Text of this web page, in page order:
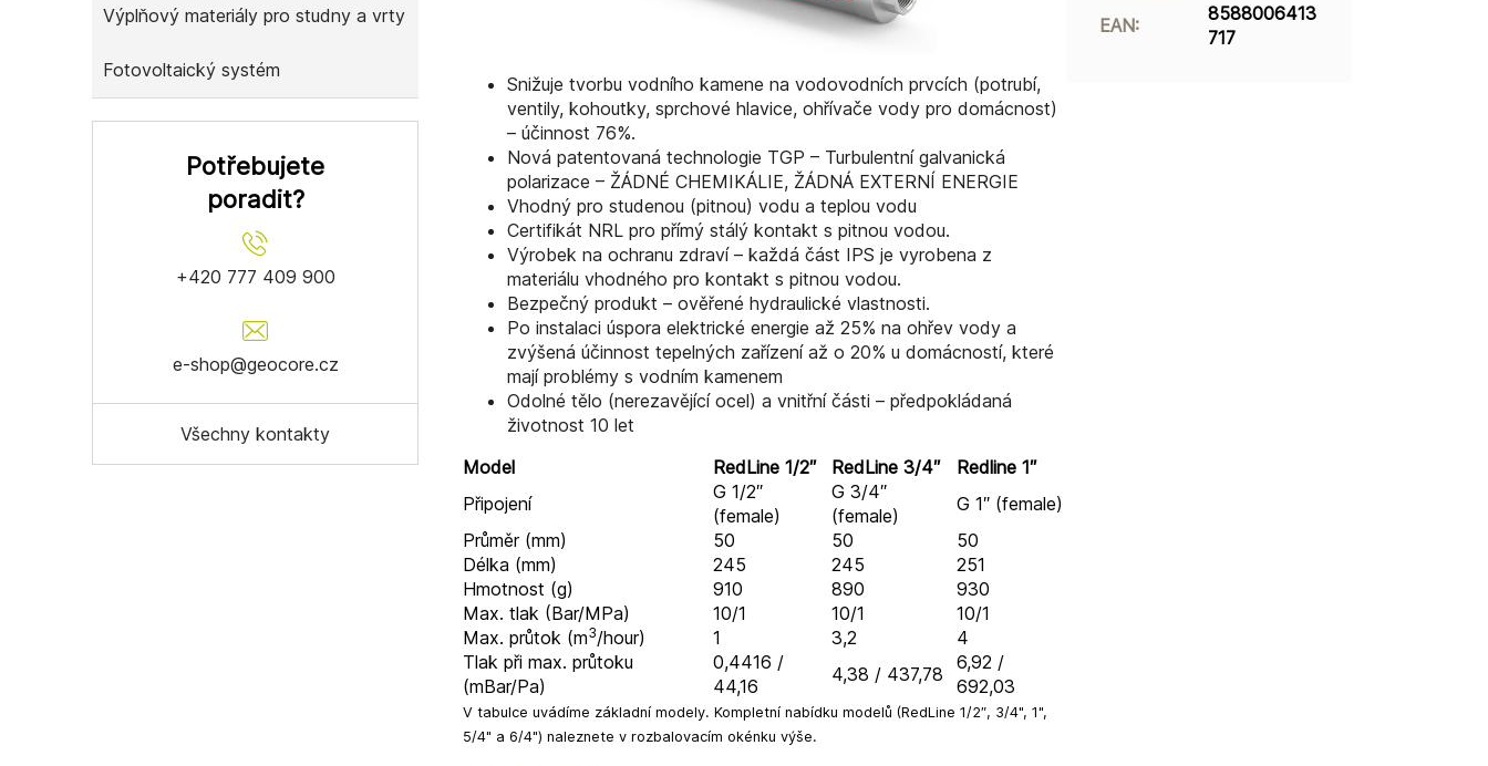
Výplňový materiály pro studny a vrty
Fotovoltaický systém
Potřebujete
poradit?
+420 777 409 900
e-shop@geocore.cz
Všechny kontakty
Snižuje tvorbu vodního kamene na vodovodních prvcích (potrubí,
ventily, kohoutky, sprchové hlavice, ohřívače vody pro domácnost)
– účinnost 76%.
Nová patentovaná technologie TGP – Turbulentní galvanická
polarizace – ŽÁDNÉ CHEMIKÁLIE, ŽÁDNÁ EXTERNÍ ENERGIE
Vhodný pro studenou (pitnou) vodu a teplou vodu
Certifikát NRL pro přímý stálý kontakt s pitnou vodou.
Výrobek na ochranu zdraví – každá část IPS je vyrobena z
materiálu vhodného pro kontakt s pitnou vodou.
Bezpečný produkt – ověřené hydraulické vlastnosti.
Po instalaci úspora elektrické energie až 25% na ohřev vody a
zvýšená účinnost tepelných zařízení až o 20% u domácností, které
mají problémy s vodním kamenem
Odolné tělo (nerezavějící ocel) a vnitřní části – předpokládaná
životnost 10 let
Model
RedLine 1/2″ RedLine 3/4″
Redline 1″
Připojení
G 1/2″
(female)
G 3/4″
(female)
G 1″ (female)
Průměr (mm)
50 50
50
Délka (mm)
245 245
251
Hmotnost (g)
910 890
930
Max. tlak (Bar/MPa)
10/1 10/1
10/1
Max. průtok (m3/hour) 1 3,2
4
Tlak při max. průtoku
(mBar/Pa)
0,4416 /
44,16
4,38 / 437,78
6,92 /
692,03
V tabulce uvádíme základní modely. Kompletní nabídku modelů (RedLine 1/2″, 3/4", 1",
5/4" a 6/4") naleznete v rozbalovacím okénku výše.
EAN:
8588006413
717